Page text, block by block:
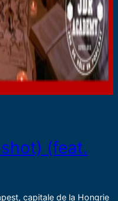
(feat.
capitale de la Hongrie